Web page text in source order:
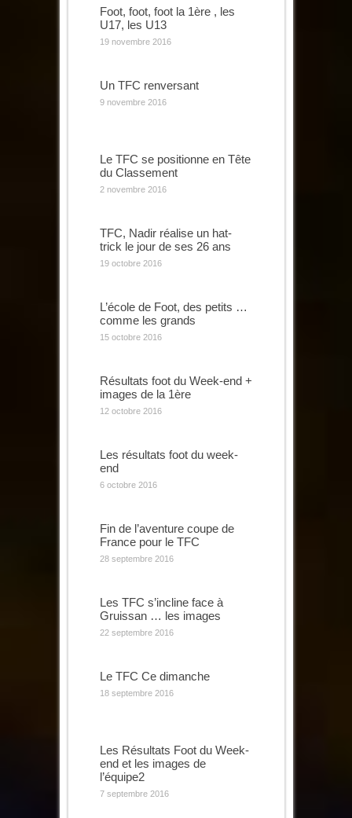
Foot, foot, foot la 1ère , les
U17, les U13
19 novembre 2016
Un TFC renversant
9 novembre 2016
Le TFC se positionne en Tête
du Classement
2 novembre 2016
TFC, Nadir réalise un hat-
trick le jour de ses 26 ans
19 octobre 2016
L’école de Foot, des petits …
comme les grands
15 octobre 2016
Résultats foot du Week-end +
images de la 1ère
12 octobre 2016
Les résultats foot du week-
end
6 octobre 2016
Fin de l’aventure coupe de
France pour le TFC
28 septembre 2016
Les TFC s’incline face à
Gruissan … les images
22 septembre 2016
Le TFC Ce dimanche
18 septembre 2016
Les Résultats Foot du Week-
end et les images de
l’équipe2
7 septembre 2016